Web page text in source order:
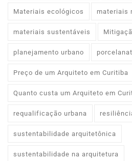
Materiais ecológicos materiais
materiais sustentáveis
planejamento urbano
Preço de um Arquiteto em Curitiba
Quanto custa um Arquiteto em
requalificação urbana
sustentabilidade arquitetônica
sustentabilidade na arquitetura